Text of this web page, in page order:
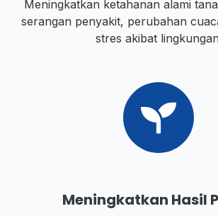
Meningkatkan ketahanan alami
serangan penyakit, perubahan
stres akibat
Meningkatkan Hasil